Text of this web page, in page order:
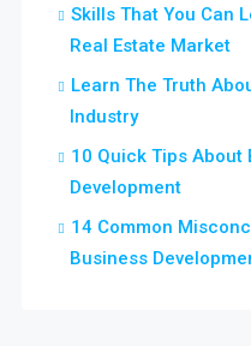
Skills That You Can
Real Estate Market
Learn The Truth
Industry
10 Quick Tips About
Development
14 Common
Business